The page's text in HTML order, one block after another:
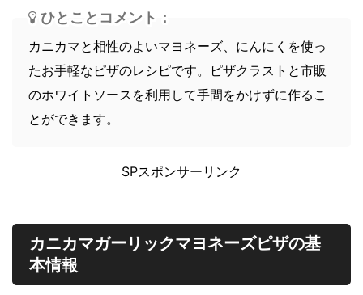
ひとことコメント：
カニカマと相性のよいマヨネーズ、にんにくを使っ
たお手軽なピザのレシピです。ピザクラストと市販
のホワイトソースを利用して手間をかけずに作るこ
とができます。
SPスポンサーリンク
カニカマガーリックマヨネーズピザの基
本情報